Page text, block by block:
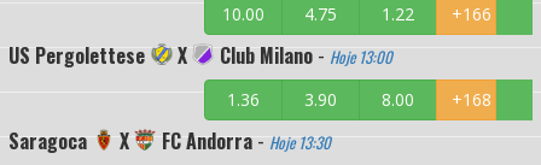
10.00 4.75 1.22 +166
US Pergolettese X Club Milano - Hoje 13:00
1.36 3.90 8.00 +168
Saragoca X FC Andorra - Hoje 13:30